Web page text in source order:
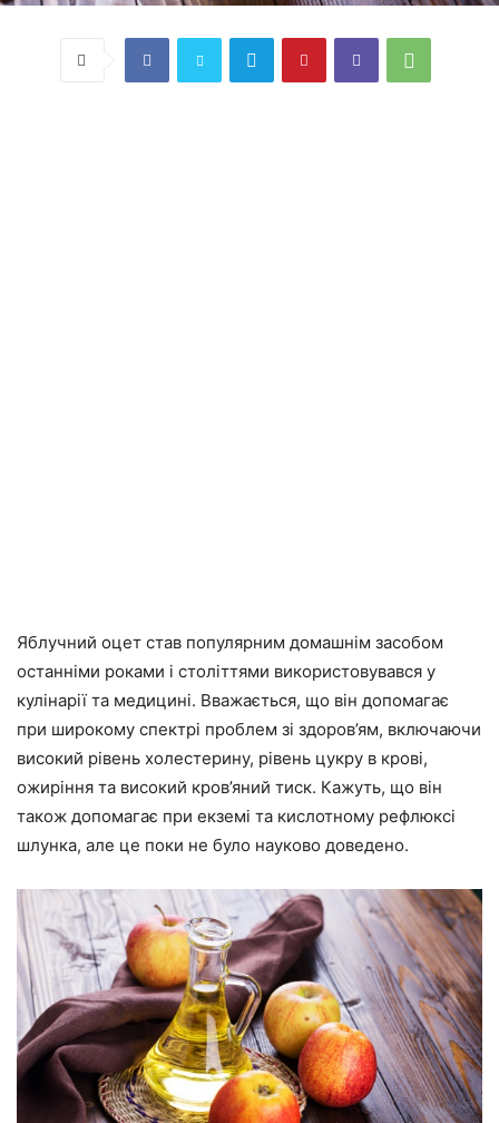
Яблучний оцет став популярним домашнім засобом
останніми роками і століттями використовувався у
кулінарії та медицині. Вважається, що він допомагає
при широкому спектрі проблем зі здоров’ям, включаючи
високий рівень холестерину, рівень цукру в крові,
ожиріння та високий кров’яний тиск. Кажуть, що він
також допомагає при екземі та кислотному рефлюксі
шлунка, але це поки не було науково доведено.